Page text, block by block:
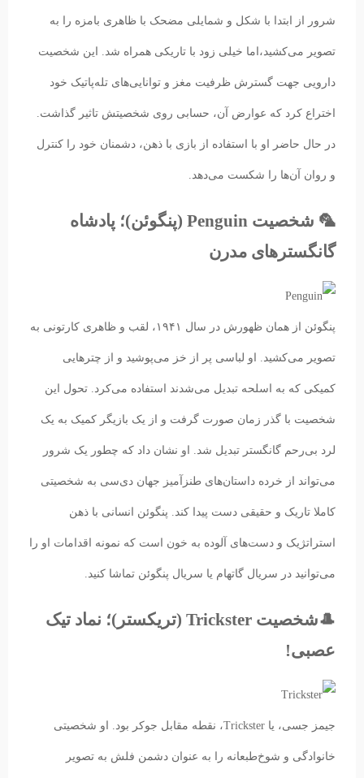
شرور از ابتدا با شکل و شمایلی مضحک با ظاهری بامزه را به
تصویر می‌کشید،‌اما خیلی زود با تاریکی همراه شد. این شخصیت
دارویی جهت گسترش ظرفیت مغز و توانایی‌های تله‌پاتیک خود
اختراع کرد که عوارض آن، حسابی روی شخصیتش تاثیر گذاشت.
در حال حاضر او با استفاده از بازی با ذهن، دشمنان خود را کنترل
و روان آن‌ها را شکست می‌دهد.
🦜 شخصیت Penguin (پنگوئن)؛ پادشاه
گانگسترهای مدرن
پنگوئن از همان ظهورش در سال ۱۹۴۱،‌ لقب و ظاهری کارتونی به
تصویر می‌کشید. او لباسی پر از خز می‌پوشید و از چترهایی
کمیکی که به اسلحه تبدیل می‌شدند استفاده می‌کرد‌. تحول این
شخصیت با گذر زمان صورت گرفت و از یک بازیگر کمیک به یک
لرد بی‌رحم گانگستر تبدیل شد. او نشان داد که چطور یک شرور
می‌تواند از خرده داستان‌های طنزآمیز جهان دی‌سی به شخصیتی
کاملا تاریک و حقیقی دست پیدا کند. پنگوئن انسانی با ذهن
استراتژیک و دست‌های ‌آلوده به خون است که نمونه اقدامات او را
می‌توانید در سریال گاتهام یا سریال پنگوئن تماشا کنید.
🎩شخصیت Trickster (تریکستر)؛ نماد تیک
عصبی!
جیمز جسی، یا Trickster، نقطه مقابل جوکر بود. او شخصیتی
خانوادگی و شوخ‌طبعانه را به عنوان دشمن فلش به تصویر